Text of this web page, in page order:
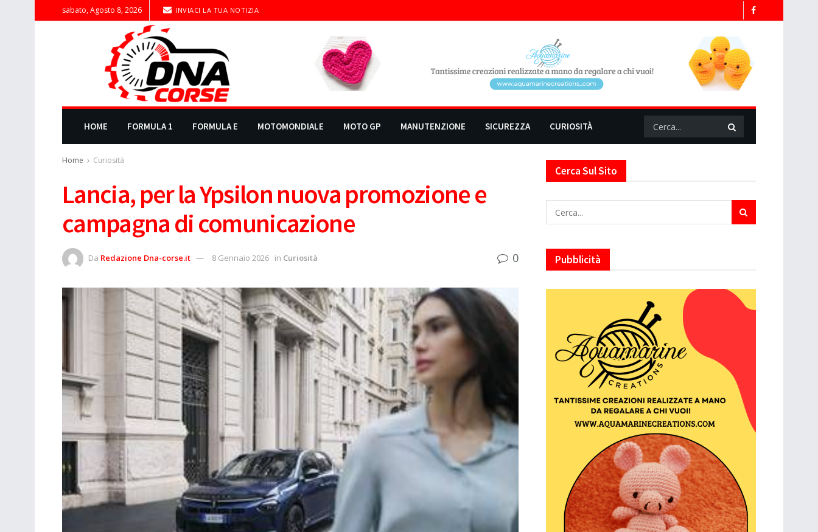
sabato, Agosto 8, 2026 INVIACI LA TUA NOTIZIA
HOME FORMULA 1 FORMULA E MOTOMONDIALE MOTO GP MANUTENZIONE SICUREZZA CURIOSITÀ
Home Curiosità
Lancia, per la Ypsilon nuova promozione e
campagna di comunicazione
Da Redazione Dna-corse.it 8 Gennaio 2026 in Curiosità 0
Cerca Sul Sito
Pubblicità